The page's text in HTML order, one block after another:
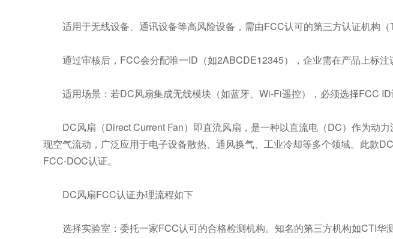
适用于无线设备、通讯设备等高风险设备，需由FCC认可的第三方认证机构（
通过审核后，FCC会分配唯一ID（如2ABCDE12345），企业需在产品上标注
适用场景：若DC风扇集成无线模块（如蓝牙、Wi-Fi遥控），必须选择FCC ID
DC风扇（Direct Current Fan）即直流风扇，是一种以直流电（DC）作为动
现空气流动，广泛应用于电子设备散热、通风换气、工业冷却等多个领域。此款
FCC-DOC认证。
DC风扇FCC认证办理流程如下
选择实验室：委托一家FCC认可的合格检测机构。知名的第三方机构如CTI华